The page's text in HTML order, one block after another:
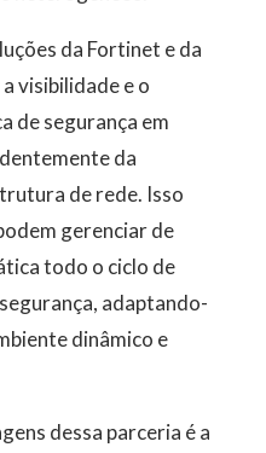
da Fortinet e da
visibilidade e o
de segurança em
da
de rede. Isso
gerenciar de
todo o ciclo de
adaptando-
dinâmico e
dessa parceria é a